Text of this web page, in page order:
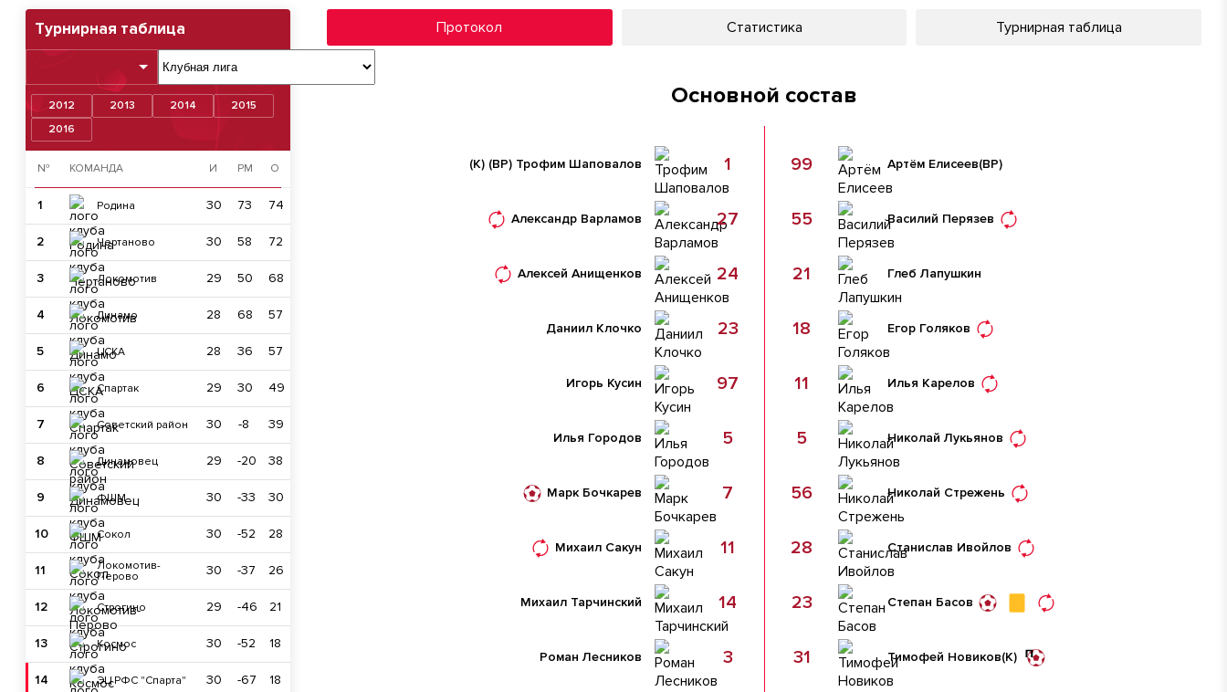
Турнирная таблица
2012 2013 2014
2015
2016
№ КОМАНДА И РМ О
1 Родина 30 73 74
2 Чертаново 30 58 72
3 Локомотив 29 50 68
4 Динамо 28 68 57
5 ЦСКА 28 36 57
6 Спартак 29 30 49
7 Советский район 30 -8 39
8 Динамовец 29 -20 38
9 ФШМ 30 -33 30
10 Сокол 30 -52 28
11
Локомотив-
Перово
30 -37 26
12 Строгино 29 -46 21
13 Космос 30 -52 18
14 ЭЦ РФС "Спарта" 30 -67 18
Протокол Статистика Турнирная таблица
Основной состав
Трофим Шаповалов
(К) (ВР) 1
Александр Варламов 27
Алексей Анищенков 24
Даниил Клочко 23
Игорь Кусин 97
Илья Городов 5
Марк Бочкарев 7
Михаил Сакун 11
Михаил Тарчинский 14
Роман Лесников 3
Артём Елисеев(ВР)
99
Василий Перязев
55
Глеб Лапушкин
21
Егор Голяков
18
Илья Карелов
11
Николай Лукьянов
5
Николай Стрежень
56
Станислав Ивойлов
28
Степан Басов
23
Тимофей Новиков(К)
31